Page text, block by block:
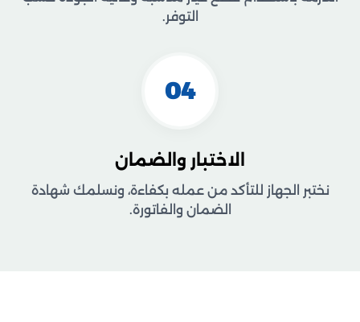
التوفر.
04
الاختبار والضمان
نختبر الجهاز للتأكد من عمله بكفاءة، ونسلمك شهادة
الضمان والفاتورة.